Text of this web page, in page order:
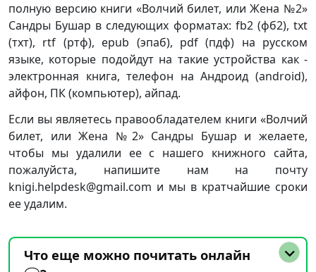
полную версию книги «Волчий билет, или Жена №2»
Сандры Бушар в следующих форматах: fb2 (фб2), txt
(тхт), rtf (ртф), epub (эпаб), pdf (пдф) на русском
языке, которые подойдут на такие устройства как -
электронная книга, телефон на Андроид (android),
айфон, ПК (компьютер), айпад.
Если вы являетесь правообладателем книги «Волчий
билет, или Жена №2» Сандры Бушар и желаете,
чтобы мы удалили ее с нашего книжного сайта,
пожалуйста, напишите нам на почту
knigi.helpdesk@gmail.com и мы в кратчайшие сроки
ее удалим.
Что еще можно почитать онлайн